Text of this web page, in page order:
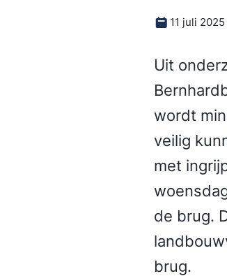
11 juli 2025
Uit
wordt
veilig
met
de brug.
brug.